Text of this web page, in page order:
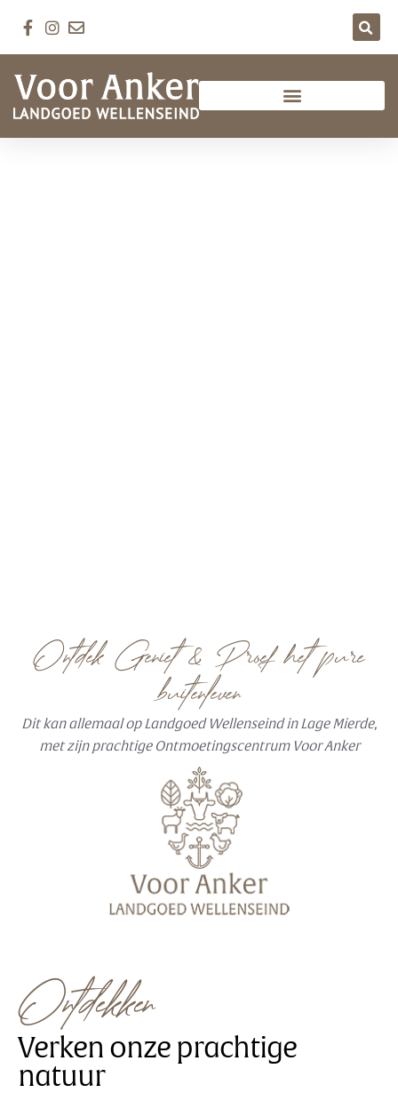
Ontdek Geniet & Proef het pure
buitenleven
Dit kan allemaal op Landgoed Wellenseind in Lage Mierde,
met zijn prachtige Ontmoetingscentrum Voor Anker
Ontdekken
Verken onze prachtige
natuur